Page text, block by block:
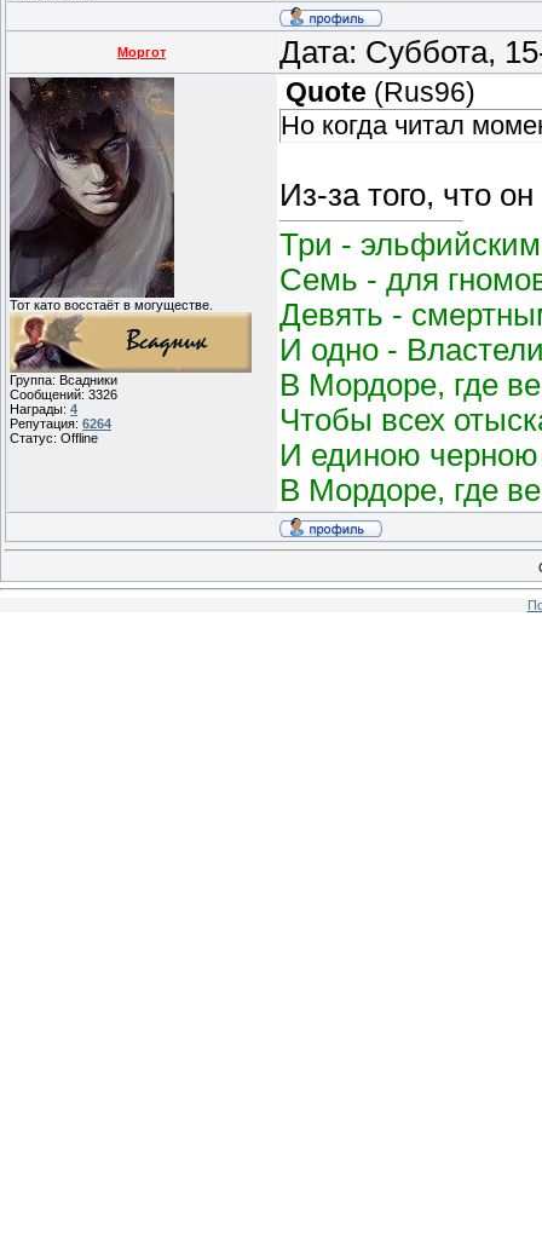
Моргот Дата: Суббота,
Тот като восстаёт в могуществе.
Группа: Всадники
Сообщений: 3326
Награды: 4
Репутация: 6264
Статус: Offline
Quote ( Rus96)
Но когда читал
Из-за того, что
Три -
Семь - для
Девять -
И одно -
В Мордоре, где
Чтобы всех
И единою черною
В Мордоре, где